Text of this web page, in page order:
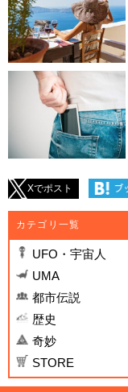
Xでポスト
カテゴリ一覧
UFO・宇宙人
UMA
都市伝説
歴史
奇妙
STORE